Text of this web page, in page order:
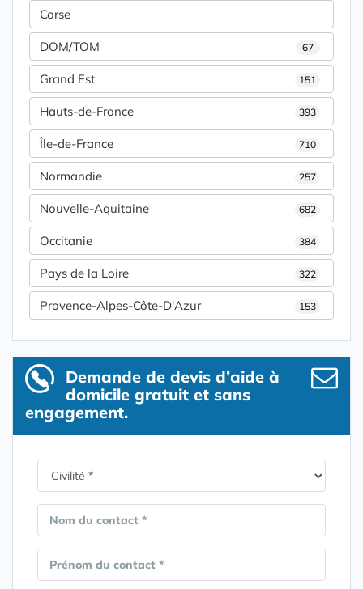
Corse
DOM/TOM 67
Grand Est 151
Hauts-de-France 393
Île-de-France 710
Normandie 257
Nouvelle-Aquitaine 682
Occitanie 384
Pays de la Loire 322
Provence-Alpes-Côte-D'Azur 153
Demande de devis d’aide à
domicile gratuit et sans
engagement.
Nom du contact *
Prénom du contact *